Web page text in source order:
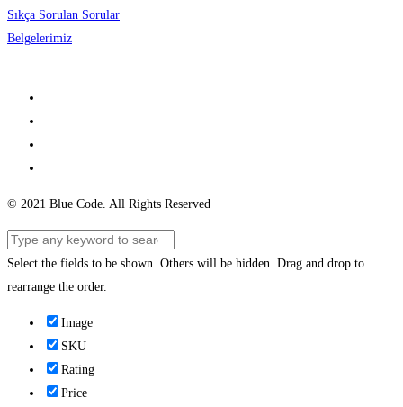
Sıkça Sorulan Sorular
Belgelerimiz
© 2021 Blue Code. All Rights Reserved
Select the fields to be shown. Others will be hidden. Drag and drop to
rearrange the order.
Image
SKU
Rating
Price